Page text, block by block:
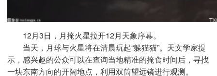
12月3日，月掩火星拉开12月天象序幕。
当天，月球与火星将在清晨玩起“躲猫猫”。天文学家提
示，感兴趣的公众可以在查询当地精准的掩食时间后，寻找
一块东南方向的开阔地点，利用双筒望远镜进行观测。